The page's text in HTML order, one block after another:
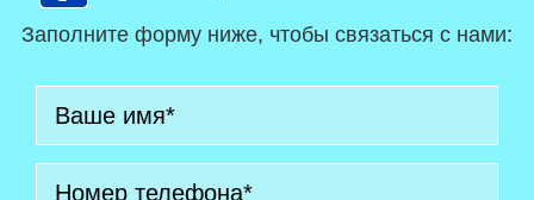
Заполните форму ниже, чтобы связаться с нами: